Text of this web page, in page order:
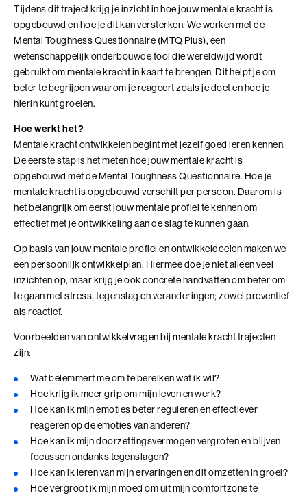
vraagstukken waar mens en technologie
samenkomen
Leer technologie verbinden aan de koers, inrichting
en doel van je organisatie
Voor leiders en strategische professionals die
richting geven aan een organisatiecontext die door
technologie verandert
10+ jaar werkervaring
Alle trainingen
Authentiek Profileren
Authentiek Profileren (BaakBoost)
Beïnvloeden, Leiden, Positioneren
Coachend Leiderschap
Coachend Leiderschap (BaakBoost)
Communicatie met Impact
De Essentie
De Informele Leider
Benieuwd wat we voor jouw organisatie
kunnen betekenen?
Plan eenvoudig een vrijblijvend adviesgesprek in en dan
verkennen we samen de mogelijkheden die passen bij
jouw vraag of organisatie.
Adviesgesprek Incompany
Wij zoeken collega's
Bekijk onze vacatures
Onze locaties
Bezoek ons in Noordwijk of Driebergen
Adresgegevens
Tijdens dit traject krijg je inzicht in hoe jouw mentale kracht is
opgebouwd en hoe je dit kan versterken. We werken met de
Mental Toughness Questionnaire (MTQ Plus), een
wetenschappelijk onderbouwde tool die wereldwijd wordt
gebruikt om mentale kracht in kaart te brengen. Dit helpt je om
beter te begrijpen waarom je reageert zoals je doet en hoe je
hierin kunt groeien.
Hoe werkt het?
Mentale kracht ontwikkelen begint met jezelf goed leren kennen.
De eerste stap is het meten hoe jouw mentale kracht is
opgebouwd met de Mental Toughness Questionnaire. Hoe je
mentale kracht is opgebouwd verschilt per persoon. Daarom is
het belangrijk om eerst jouw mentale profiel te kennen om
effectief met je ontwikkeling aan de slag te kunnen gaan.
Op basis van jouw mentale profiel en ontwikkeldoelen maken we
een persoonlijk ontwikkelplan. Hiermee doe je niet alleen veel
inzichten op, maar krijg je ook concrete handvatten om beter om
te gaan met stress, tegenslag en veranderingen; zowel preventief
als reactief.
Voorbeelden van ontwikkelvragen bij mentale kracht trajecten
zijn:
Wat belemmert me om te bereiken wat ik wil?
Hoe krijg ik meer grip om mijn leven en werk?
Hoe kan ik mijn emoties beter reguleren en effectiever
reageren op de emoties van anderen?
Hoe kan ik mijn doorzettingsvermogen vergroten en blijven
focussen ondanks tegenslagen?
Hoe kan ik leren van mijn ervaringen en dit omzetten in groei?
Hoe vergroot ik mijn moed om uit mijn comfortzone te